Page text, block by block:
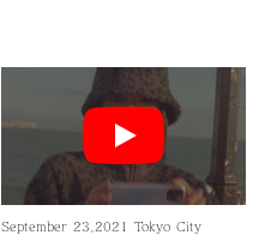
September 23,2021 Tokyo City